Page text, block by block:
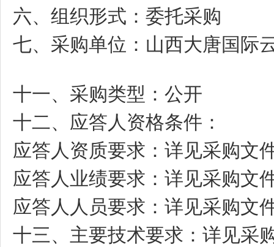
六、组织形式：委托采购
七、采购单位：山西大唐国际
十一、采购类型：公开
十二、应答人资格条件：
应答人资质要求：详见采购文
应答人业绩要求：详见采购文
应答人人员要求：详见采购文
十三、主要技术要求：详见采